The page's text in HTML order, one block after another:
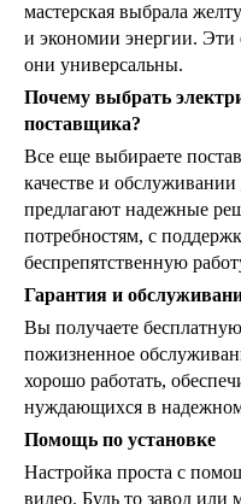
мастерская выбрала
и экономии энергии. Эти
они универсальны.
Почему выбрать
поставщика?
Все еще выбираете
качестве и
предлагают надежные
потребностям, с
беспрепятственную
Гарантия и
Вы получаете
пожизненное
хорошо работать,
нуждающихся в
Помощь по установке
Настройка проста с
видео. Будь то завод